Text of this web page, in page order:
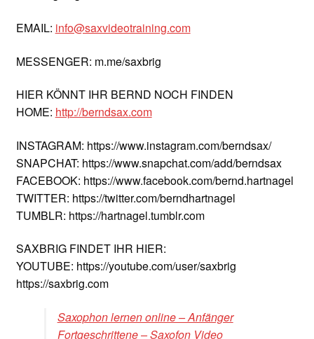
EMAIL: info@saxvideotraining.com
MESSENGER: m.me/saxbrig
HIER KÖNNT IHR BERND NOCH FINDEN
HOME: http://berndsax.com
INSTAGRAM: https://www.instagram.com/berndsax/
SNAPCHAT: https://www.snapchat.com/add/berndsax
FACEBOOK: https://www.facebook.com/bernd.hartnagel
TWITTER: https://twitter.com/berndhartnagel
TUMBLR: https://hartnagel.tumblr.com
SAXBRIG FINDET IHR HIER:
YOUTUBE: https://youtube.com/user/saxbrig
https://saxbrig.com
Saxophon lernen online – Anfänger
Fortgeschrittene – Saxofon Video